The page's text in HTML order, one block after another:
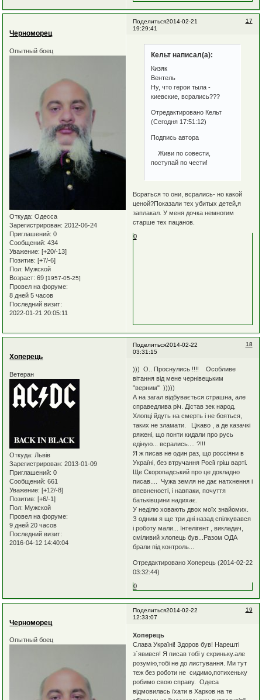
Поделиться 17
2014-02-21
19:29:41
Черноморец
Опытный боец
Откуда: Одесса
Зарегистрирован: 2012-06-24
Приглашений: 0
Сообщений: 434
Уважение: [+20/-13]
Позитив: [+7/-6]
Пол: Мужской
Возраст: 69[1957-05-25]
Провел на форуме:
8 дней 5 часов
Последний визит:
2022-01-21 20:05:11
Кельт написал(а):
Кизяк
Вентель
Ну, что герои тыла -
киевские, всрались???
Отредактировано Кельт
(Сегодня 17:51:12)
Подпись автора
Живи по совести,
поступай по чести!
Всраться то они, всрались- но какой
ценой?Показали тех убитых детей,я
заплакал. У меня дочка немногим
старше тех пацанов.
0
Поделиться 18
2014-02-22
03:31:15
Хоперець
Ветеран
Откуда: Львів
Зарегистрирован: 2013-01-09
Приглашений: 0
Сообщений: 661
Уважение: [+12/-8]
Позитив: [+6/-1]
Пол: Мужской
Провел на форуме:
9 дней 20 часов
Последний визит:
2016-04-12 14:40:04
))) О.. Проснулись !!!! Особливе
вітання від мене чернівецьким
"верним" )))))
А на загал відбувається страшна, але
справедлива річ. Дістав зек народ.
Хлопці йдуть на смерть і не бояться,
таких не зламати. Цікаво , а де казачкі
ряжені, що понти кидали про русь
едіную... всрались.... ?!!!
Я ж писав не один раз, що россіяни в
Україні, без втручання Росії гріш варті.
Ще Скоропадський про це докладно
писав.... Чужа земля не дає натхнення і
впевненості, і навпаки, почуття
батьківщини надихає.
У неділю ховають двох моїх знайомих.
З одним я ще три дні назад спілкувався
і роботу мали... Інтелігент , викладач,
сміливий хлопець був...Разом ОДА
брали під контроль...
Отредактировано Хоперець (2014-02-22
03:32:44)
0
Поделиться 19
2014-02-22
12:33:07
Черноморец
Опытный боец
Хоперець
Слава Україні! Здоров був! Нарешті
з`явився! Я писав тобі у скриньку.але
розумію,тобі не до листування. Ми тут
теж без роботи не сидимо,потихеньку
робимо свою справу. Одеса
відмовилась їхати в Харков на те